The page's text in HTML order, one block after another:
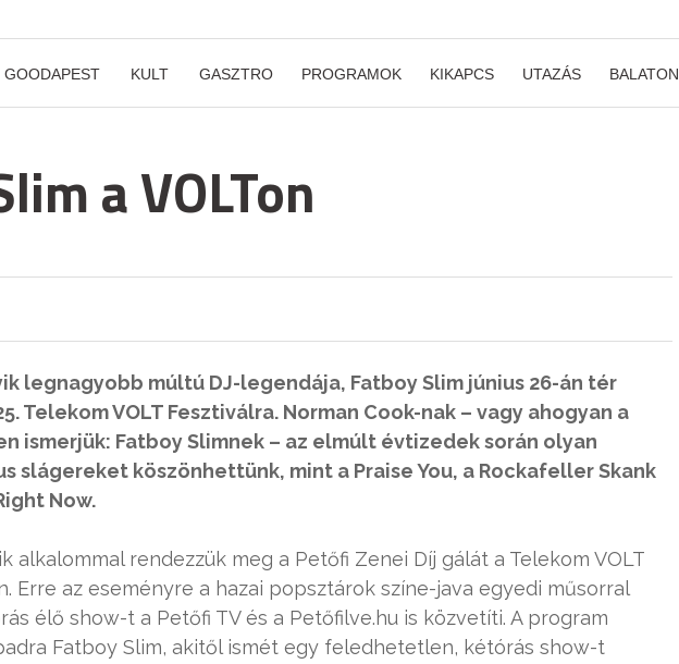
GOODAPEST KULT GASZTRO PROGRAMOK KIKAPCS UTAZÁS BALATON
a VOLTon
legnagyobb múltú DJ-legendája, Fatboy Slim június 26-án tér
Telekom VOLT Fesztiválra. Norman Cook-nak – vagy ahogyan a
ismerjük: Fatboy Slimnek – az elmúlt évtizedek során olyan
slágereket köszönhettünk, mint a Praise You, a Rockafeller Skank
Now.
alkalommal rendezzük meg a Petőfi Zenei Díj gálát a Telekom VOLT
Erre az eseményre a hazai popsztárok színe-java egyedi műsorral
élő show-t a Petőfi TV és a Petőfilve.hu is közvetíti. A program
Fatboy Slim, akitől ismét egy feledhetetlen, kétórás show-t